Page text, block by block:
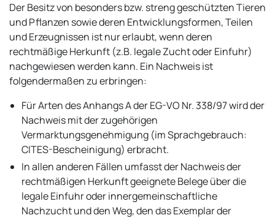
Der Besitz von besonders bzw. streng geschützten Tieren
und Pflanzen sowie deren Entwicklungsformen, Teilen
und Erzeugnissen ist nur erlaubt, wenn deren
rechtmäßige Herkunft (z.B. legale Zucht oder Einfuhr)
nachgewiesen werden kann. Ein Nachweis ist
folgendermaßen zu erbringen:
Für Arten des Anhangs A der EG-VO Nr. 338/97 wird der
Nachweis mit der zugehörigen
Vermarktungsgenehmigung (im Sprachgebrauch:
CITES-Bescheinigung) erbracht.
In allen anderen Fällen umfasst der Nachweis der
rechtmäßigen Herkunft geeignete Belege über die
legale Einfuhr oder innergemeinschaftliche
Nachzucht und den Weg, den das Exemplar der